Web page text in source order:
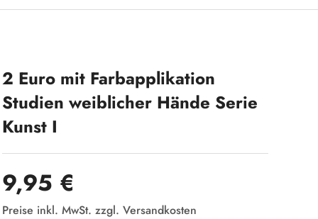
2 Euro mit Farbapplikation
Studien weiblicher Hände Serie
Kunst I
Regulärer Preis:
9,95 €
Preise inkl. MwSt. zzgl. Versandkosten